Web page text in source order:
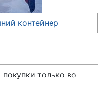
контейнер
только во